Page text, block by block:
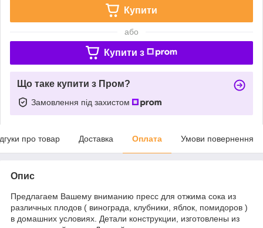
Купити
або
Купити з
Що таке купити з Пром?
Замовлення під захистом
про товар Доставка Оплата Умови повернення
Опис
Предлагаем Вашему вниманию пресс для отжима сока из
различных плодов ( винограда, клубники, яблок, помидоров )
в домашних условиях. Детали конструкции, изготовлены из